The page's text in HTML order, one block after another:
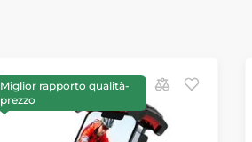
Miglior rapporto qualità-
prezzo